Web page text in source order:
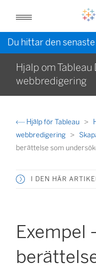
Du hittar den
Hjälp om
webbredigering
Hjälp för Tableau
webbredigering
berättelse som
I DEN HÄR
Exempel